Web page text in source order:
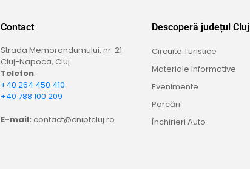
Contact
Strada Memorandumului, nr. 21
Cluj-Napoca, Cluj
Telefon:
+40 264 450 410
+40 788 100 209
E-mail: contact@cniptcluj.ro
Descoperă județul Cluj
Circuite Turistice
Materiale Informative
Evenimente
Parcări
Închirieri Auto